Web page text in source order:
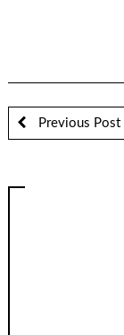
Previous Post